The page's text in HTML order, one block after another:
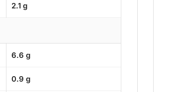
2.1 g
6.6 g
0.9 g